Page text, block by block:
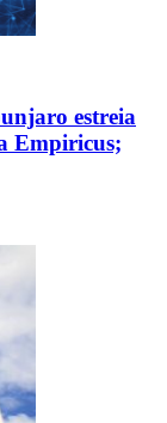
estreia
Empiricus;